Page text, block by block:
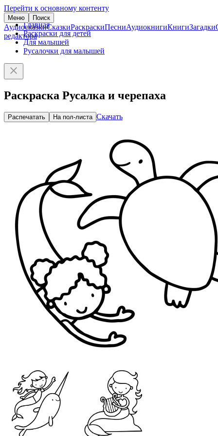
Перейти к основному контенту
Меню Поиск
АудиосказкиСказкиРаскраскиПесниАудиокнигиКнигиЗагадки
редактора
Главная
Раскраски для детей
Для малышей
Русалочки для малышей
Раскраска Русалка и черепаха
Распечатать На пол-листа Скачать